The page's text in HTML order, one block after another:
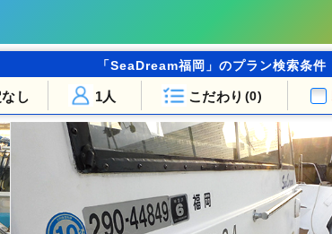
「SeaDream福岡」のプラン検索条件
し こだわり (0)
1人